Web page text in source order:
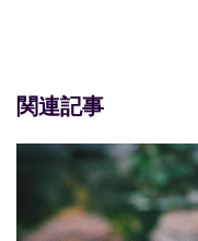
関連記事